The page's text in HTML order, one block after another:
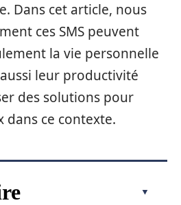
Dans cet article, nous
ces SMS peuvent
la vie personnelle
leur productivité
des solutions pour
dans ce contexte.